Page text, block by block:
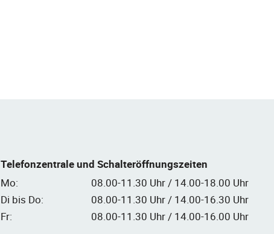
Telefonzentrale und Schalteröffnungszeiten
Mo:
08.00-11.30 Uhr / 14.00-18.00 Uhr
Di bis Do:
08.00-11.30 Uhr / 14.00-16.30 Uhr
Fr:
08.00-11.30 Uhr / 14.00-16.00 Uhr